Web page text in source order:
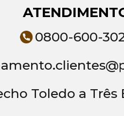
0800-600-
Toledo a